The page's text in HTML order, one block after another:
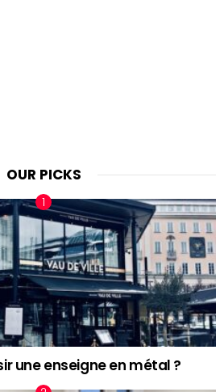
OUR PICKS
une enseigne en métal ?